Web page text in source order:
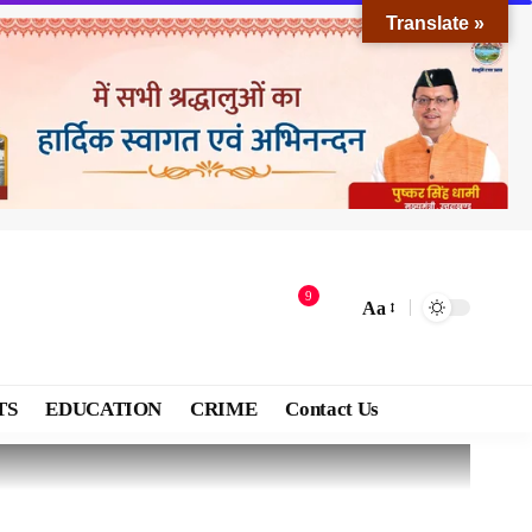
9
Aa
EDUCATION CRIME Contact Us
Translate »